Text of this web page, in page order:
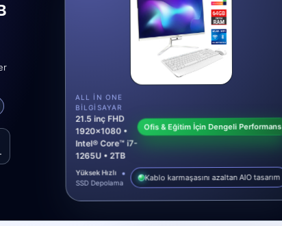
faktörü
ALL IN ONE
BILGISAYAR
21.5 inç FHD
1920x1080 •
Intel® Core™ i7-
1265U • 2TB
Ofis & Eğitim İçin Dengeli Performans
Yüksek Hızlı
SSD Depolama
Kablo karmaşasını azaltan AIO tasarım